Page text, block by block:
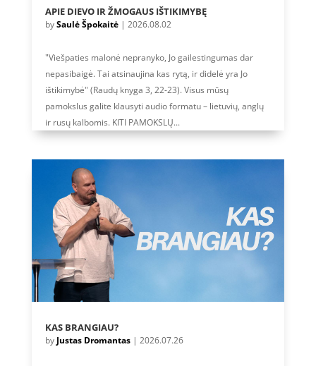
APIE DIEVO IR ŽMOGAUS IŠTIKIMYBĘ
bySaulė Špokaitė| 2026.08.02
"Viešpaties malonė nepranyko, Jo gailestingumas dar
nepasibaigė. Tai atsinaujina kas rytą, ir didelė yra Jo
ištikimybė" (Raudų knyga 3, 22-23). Visus mūsų
pamokslus galite klausyti audio formatu – lietuvių, anglų
ir rusų kalbomis. KITI PAMOKSLŲ...
KAS BRANGIAU?
by Justas Dromantas| 2026.07.26